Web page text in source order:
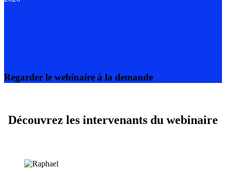
Regarder le webinaire à la demande
Découvrez les intervenants du webinaire